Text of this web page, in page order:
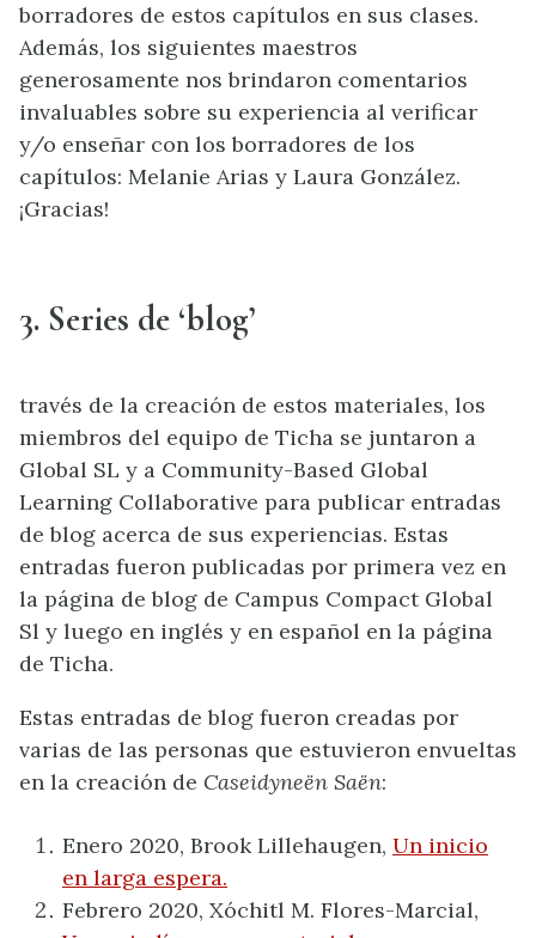
borradores de estos capítulos en sus clases.
Además, los siguientes maestros
generosamente nos brindaron comentarios
invaluables sobre su experiencia al verificar
y/o enseñar con los borradores de los
capítulos: Melanie Arias y Laura González.
¡Gracias!
3. Series de ‘blog’
través de la creación de estos materiales, los
miembros del equipo de Ticha se juntaron a
Global SL y a Community-Based Global
Learning Collaborative para publicar entradas
de blog acerca de sus experiencias. Estas
entradas fueron publicadas por primera vez en
la página de blog de Campus Compact Global
Sl y luego en inglés y en español en la página
de Ticha.
Estas entradas de blog fueron creadas por
varias de las personas que estuvieron envueltas
en la creación de Caseidyneën Saën:
Enero 2020, Brook Lillehaugen, Un inicio
en larga espera.
Febrero 2020, Xóchitl M. Flores-Marcial,